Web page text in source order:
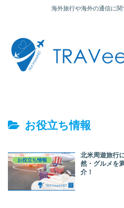
海外旅行や海外の通信に
お役立ち情報
お役立ち情報
北米周遊旅行
然・グルメを
介！